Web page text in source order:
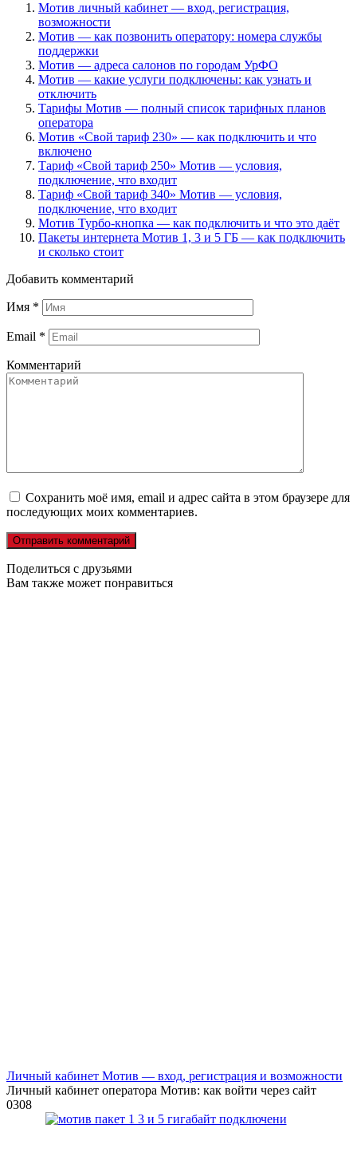
Мотив личный кабинет — вход, регистрация,
возможности
Мотив — как позвонить оператору: номера службы
поддержки
Мотив — адреса салонов по городам УрФО
Мотив — какие услуги подключены: как узнать и
отключить
Тарифы Мотив — полный список тарифных планов
оператора
Мотив «Свой тариф 230» — как подключить и что
включено
Тариф «Свой тариф 250» Мотив — условия,
подключение, что входит
Тариф «Свой тариф 340» Мотив — условия,
подключение, что входит
Мотив Турбо-кнопка — как подключить и что это даёт
Пакеты интернета Мотив 1, 3 и 5 ГБ — как подключить
и сколько стоит
Добавить комментарий
Имя *
Email *
Комментарий
Сохранить моё имя, email и адрес сайта в этом браузере для
последующих моих комментариев.
Поделиться с друзьями
Вам также может понравиться
Личный кабинет Мотив — вход, регистрация и возможности
Личный кабинет оператора Мотив: как войти через сайт
0308